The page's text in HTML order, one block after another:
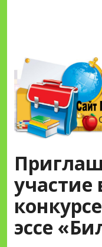
Сайт
эссе